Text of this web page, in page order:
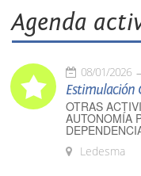
Agenda
08/01/2026
Estimulación
OTRAS
AUTONOMÍA
Ledesma